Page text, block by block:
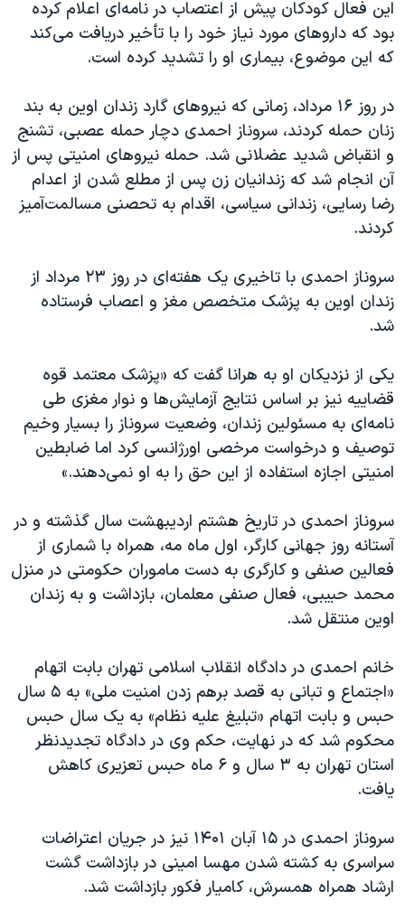
این فعال کودکان پیش از اعتصاب در نامه‌ای اعلام کرده
بود که داروهای مورد نیاز خود را با تأخیر دریافت می‌کند
که این موضوع، بیماری او را تشدید کرده است.
در روز ۱۶ مرداد، زمانی که نیروهای گارد زندان اوین به بند
زنان حمله کردند، سروناز احمدی دچار حمله عصبی، تشنج
و انقباض شدید عضلانی شد. حمله نیروهای امنیتی پس از
آن انجام شد که زندانیان زن پس از مطلع شدن از اعدام
رضا رسایی، زندانی سیاسی، اقدام به تحصنی مسالمت‌آمیز
کردند.
سروناز احمدی با تاخیری یک هفته‌ای در روز ۲۳ مرداد از
زندان اوین به پزشک متخصص مغز و اعصاب فرستاده
شد.
یکی از نزدیکان او به هرانا گفت که «پزشک معتمد قوه
قضاییه نیز بر اساس نتایج آزمایش‌ها و نوار مغزی طی
نامه‌ای به مسئولین زندان، وضعیت سروناز را بسیار وخیم
توصیف و درخواست مرخصی اورژانسی کرد اما ضابطین
امنیتی اجازه استفاده از این حق را به او نمی‌دهند.»
سروناز احمدی در تاریخ هشتم اردیبهشت سال گذشته و در
آستانه روز جهانی کارگر، اول ماه مه، همراه با شماری از
فعالین صنفی و کارگری به دست ماموران حکومتی در منزل
محمد حبیبی، فعال صنفی معلمان، بازداشت و به زندان
اوین منتقل شد.
خانم احمدی در دادگاه انقلاب اسلامی تهران بابت اتهام
«اجتماع و تبانی به قصد برهم زدن امنیت ملی» به ۵ سال
حبس و بابت اتهام «تبلیغ علیه نظام» به یک سال حبس
محکوم شد که در نهایت، حکم وی در دادگاه تجدیدنظر
استان تهران به ۳ سال و ۶ ماه حبس تعزیری کاهش
یافت.
سروناز احمدی در ۱۵ آبان ۱۴۰۱ نیز در جریان اعتراضات
سراسری به کشته شدن مهسا امینی در بازداشت گشت
ارشاد همراه همسرش، کامیار فکور بازداشت شد.